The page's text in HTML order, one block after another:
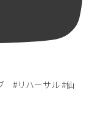
#リハーサル #仙